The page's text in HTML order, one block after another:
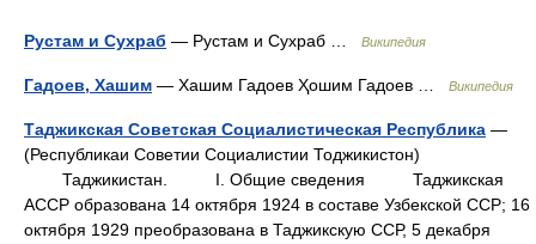
Рустам и Сухраб — Рустам и Сухраб … Википедия
Гадоев, Хашим — Хашим Гадоев Ҳошим Гадоев … Википедия
Таджикская Советская Социалистическая Республика —
(Республикаи Советии Социалистии Тоджикистон)
Таджикистан. I. Общие сведения Таджикская
АССР образована 14 октября 1924 в составе Узбекской ССР; 16
октября 1929 преобразована в Таджикскую ССР, 5 декабря